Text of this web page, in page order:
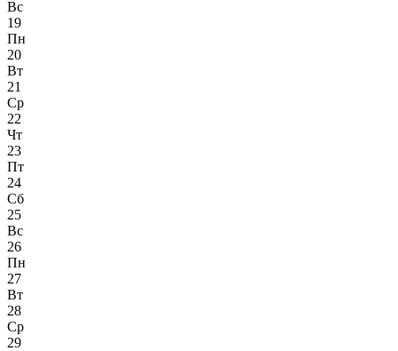
Вс
19
Пн
20
Вт
21
Ср
22
Чт
23
Пт
24
Сб
25
Вс
26
Пн
27
Вт
28
Ср
29